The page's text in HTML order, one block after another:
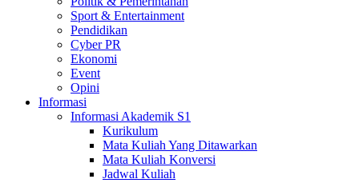
Sport & Entertainment
Pendidikan
Cyber PR
Ekonomi
Event
Opini
Informasi
Informasi Akademik S1
Kurikulum
Mata Kuliah Yang Ditawarkan
Mata Kuliah Konversi
Jadwal Kuliah